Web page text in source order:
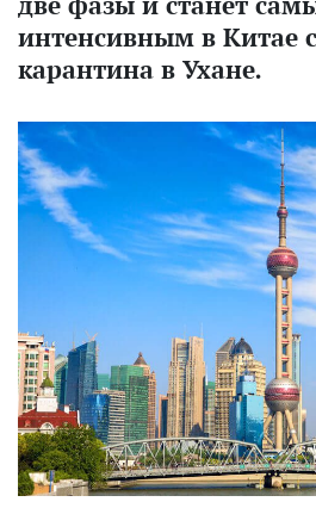
интенсивным в Китае
карантина в Ухане.